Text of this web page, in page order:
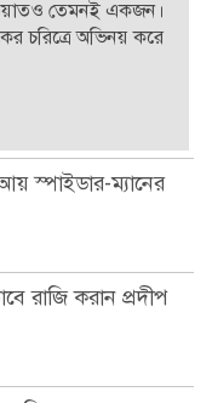
তেমনই একজন।
চরিত্রে অভিনয় করে
স্পাইডার-ম্যানের
রাজি করান প্রদীপ